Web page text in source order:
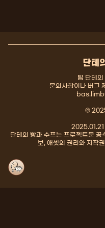
단테
팀 단테의
문의사항이나 버그
©
단테의 빵과 수프는 프로젝트문 공
보, 애셋의 권리와 저작